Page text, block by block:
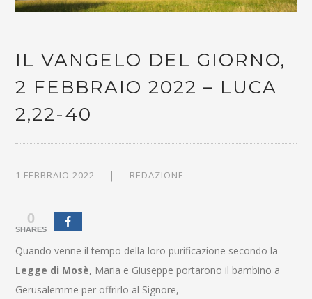
IL VANGELO DEL GIORNO,
2 FEBBRAIO 2022 – LUCA
2,22-40
1 FEBBRAIO 2022 REDAZIONE
0
SHARES
Quando venne il tempo della loro purificazione secondo la
Legge di Mosè, Maria e Giuseppe portarono il bambino a
Gerusalemme per offrirlo al Signore,